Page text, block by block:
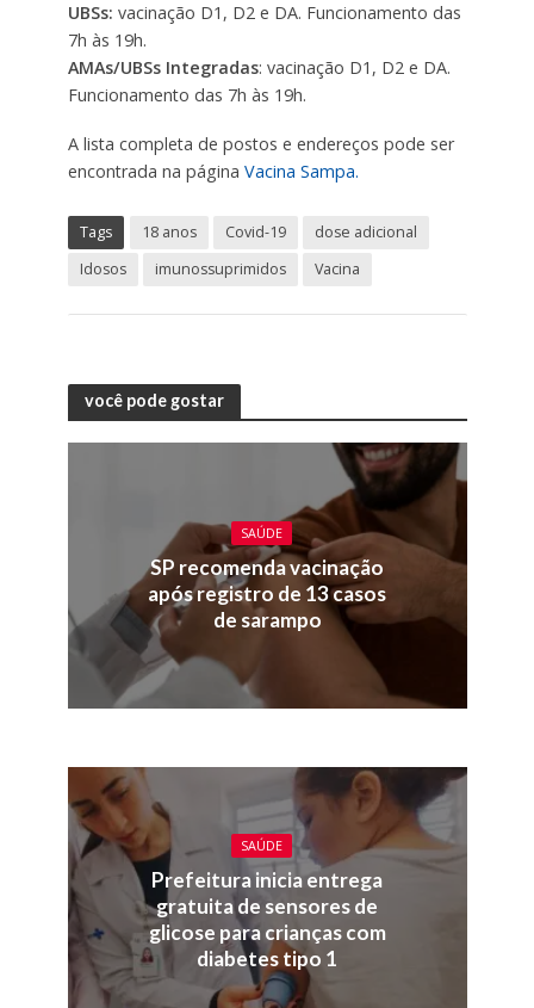
UBSs: vacinação D1, D2 e DA. Funcionamento das
7h às 19h.
AMAs/UBSs Integradas: vacinação D1, D2 e DA.
Funcionamento das 7h às 19h.
A lista completa de postos e endereços pode ser
encontrada na página Vacina Sampa.
Tags 18 anos Covid-19
dose adicional
Idosos
imunossuprimidos Vacina
você pode gostar
SAÚDE
SP recomenda vacinação
após registro de 13 casos
de sarampo
SAÚDE
Prefeitura inicia entrega
gratuita de sensores de
glicose para crianças com
diabetes tipo 1